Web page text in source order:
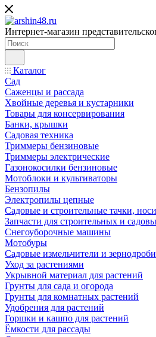
Интернет-магазин
Каталог
Сад
Саженцы и рассада
Хвойные деревья и кустарники
Товары для консервирования
Банки, крышки
Садовая техника
Триммеры бензиновые
Триммеры электрические
Газонокосилки бензиновые
Мотоблоки и культиваторы
Бензопилы
Электропилы цепные
Садовые и строительные тачки,
Запчасти для строительных и
Снегоуборочные машины
Мотобуры
Садовые измельчители и
Уход за растениями
Укрывной материал для растений
Грунты для сада и огорода
Грунты для комнатных растений
Удобрения для растений
Горшки и кашпо для растений
Ёмкости для рассады